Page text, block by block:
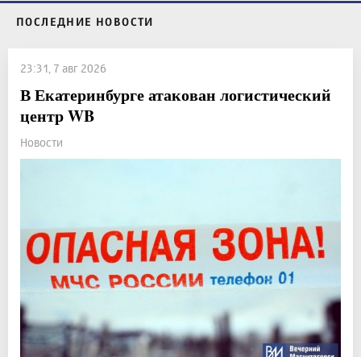
ПОСЛЕДНИЕ НОВОСТИ
23:31, 7 авг 2026
В Екатеринбурге атакован логистический
центр WB
Новости